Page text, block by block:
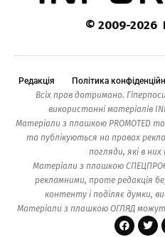
© 2009-2026
Редакція Політика
Всіх прав дотримано.
використанні матеріалів
Матеріали з плашкою PROMOTED
та публікуються на правах
погляди, які в
Матеріали з плашкою
рекламними, проте редакція
контенту і поділяє думки,
Матеріали з плашкою ОГЛЯД